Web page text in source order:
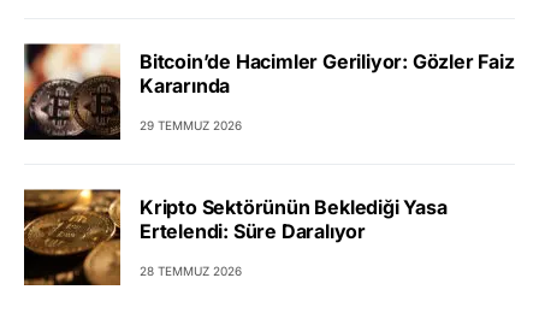
Bitcoin’de Hacimler Geriliyor: Gözler Faiz
Kararında
29 TEMMUZ 2026
Kripto Sektörünün Beklediği Yasa
Ertelendi: Süre Daralıyor
28 TEMMUZ 2026